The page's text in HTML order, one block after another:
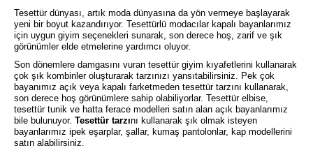
Tesettürdünyası, artık moda dünyasına da yön vermeye başlayarak
yeni bir boyut kazandırıyor. Tesettürlü modacılar kapalı bayanlarımız
için uygun giyim seçenekleri sunarak, son derece hoş, zarif ve şık
görünümler elde etmelerine yardımcı oluyor.
Son dönemlere damgasını vuran tesettür giyim kıyafetlerini kullanarak
çok şık kombinler oluşturarak tarzınızı yansıtabilirsiniz. Pek çok
bayanımız açık veya kapalı farketmeden tesettür tarzını kullanarak,
son derece hoş görünümlere sahip olabiliyorlar. Tesettür elbise,
tesettür tunik ve hatta ferace modelleri satın alan açık bayanlarımız
bile bulunuyor. Tesettür tarzını kullanarak şık olmak isteyen
bayanlarımız ipek eşarplar, şallar, kumaş pantolonlar, kap modellerini
satın alabilirsiniz.